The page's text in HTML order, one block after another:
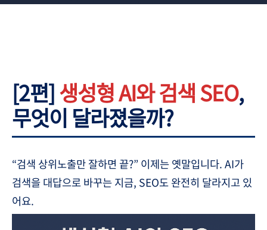
[2편]생성형 AI와 검색 SEO,
무엇이 달라졌을까?
“검색 상위노출만 잘하면 끝?” 이제는 옛말입니다. AI가
검색을 대답으로 바꾸는 지금, SEO도 완전히 달라지고 있
어요.